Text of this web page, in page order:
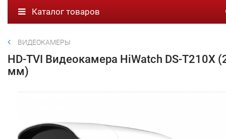
Каталог товаров
ВИДЕОКАМЕРЫ
HD-TVI Видеокамера HiWatch DS-T210X
мм)